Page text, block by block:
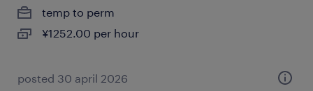
temp to perm
¥1252.00 per hour
posted 30 april 2026